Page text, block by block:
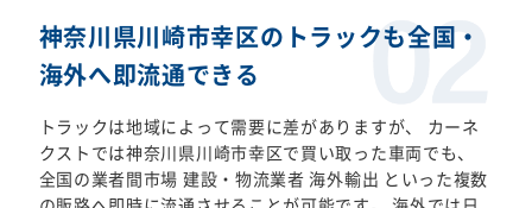
神奈川県川崎市幸区のトラックも全国・
海外へ即流通できる
トラックは地域によって需要に差がありますが、 カーネ
クストでは神奈川県川崎市幸区で買い取った車両でも、
全国の業者間市場 建設・物流業者 海外輸出 といった複数